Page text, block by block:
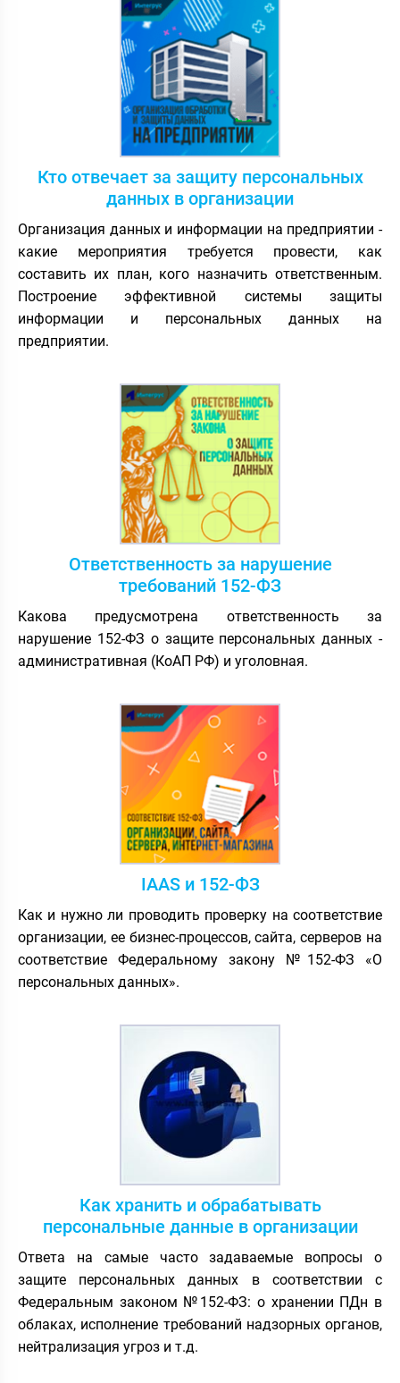
Кто отвечает за защиту персональных
данных в организации
Организация данных и информации на предприятии -
какие мероприятия требуется провести, как
составить их план, кого назначить ответственным.
Построение эффективной системы защиты
информации и персональных данных на
предприятии.
Ответственность за нарушение
требований 152-ФЗ
Какова предусмотрена ответственность за
нарушение 152-ФЗ о защите персональных данных -
административная (КоАП РФ) и уголовная.
IAAS и 152-ФЗ
Как и нужно ли проводить проверку на соответствие
организации, ее бизнес-процессов, сайта, серверов на
соответствие Федеральному закону №152-ФЗ «О
персональных данных».
Как хранить и обрабатывать
персональные данные в организации
Ответа на самые часто задаваемые вопросы о
защите персональных данных в соответствии с
Федеральным законом №152-ФЗ: о хранении ПДн в
облаках, исполнение требований надзорных органов,
нейтрализация угроз и т.д.